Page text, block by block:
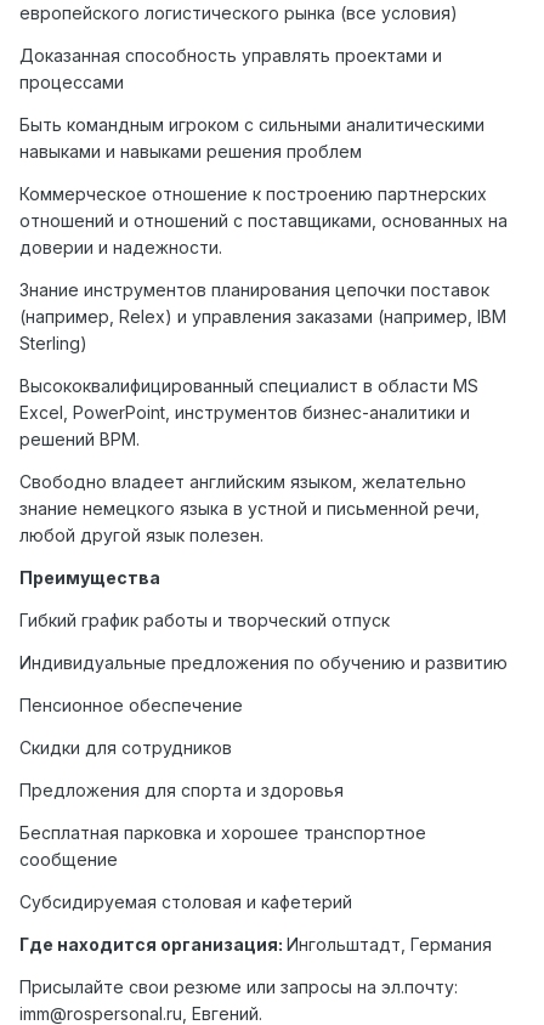
европейского логистического рынка (все условия)
Доказанная способность управлять проектами и
процессами
Быть командным игроком с сильными аналитическими
навыками и навыками решения проблем
Коммерческое отношение к построению партнерских
отношений и отношений с поставщиками, основанных на
доверии и надежности.
Знание инструментов планирования цепочки поставок
(например, Relex) и управления заказами (например, IBM
Sterling)
Высококвалифицированный специалист в области MS
Excel, PowerPoint, инструментов бизнес-аналитики и
решений BPM.
Свободно владеет английским языком, желательно
знание немецкого языка в устной и письменной речи,
любой другой язык полезен.
Преимущества
Гибкий график работы и творческий отпуск
Индивидуальные предложения по обучению и развитию
Пенсионное обеспечение
Скидки для сотрудников
Предложения для спорта и здоровья
Бесплатная парковка и хорошее транспортное
сообщение
Субсидируемая столовая и кафетерий
Где находится организация: Ингольштадт, Германия
Присылайте свои резюме или запросы на эл.почту:
imm@rospersonal.ru, Евгений.